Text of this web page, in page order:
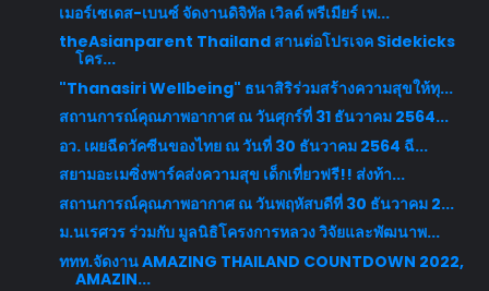
เมอร์เซเดส-เบนซ์ จัดงานดิจิทัล เวิลด์ พรีเมียร์ เพ...
theAsianparent Thailand สานต่อโปรเจค Sidekicks
โคร...
"Thanasiri Wellbeing" ธนาสิริร่วมสร้างความสุขให้ทุ...
สถานการณ์คุณภาพอากาศ ณ วันศุกร์ที่ 31 ธันวาคม 2564...
อว. เผยฉีดวัคซีนของไทย ณ วันที่ 30 ธันวาคม 2564 ฉี...
สยามอะเมซิ่งพาร์คส่งความสุข เด็กเที่ยวฟรี!! ส่งท้า...
สถานการณ์คุณภาพอากาศ ณ วันพฤหัสบดีที่ 30 ธันวาคม 2...
ม.นเรศวร ร่วมกับ มูลนิธิโครงการหลวง วิจัยและพัฒนาพ...
ททท.จัดงาน AMAZING THAILAND COUNTDOWN 2022,
AMAZIN...